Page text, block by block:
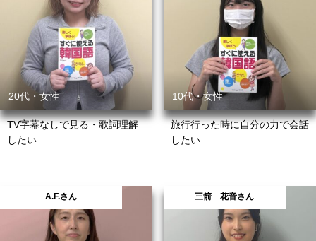
20代・女性
TV字幕なしで見る・歌詞理解
したい
10代・女性
旅行行った時に自分の力で会話
したい
A.F.さん 三箭 花音さん